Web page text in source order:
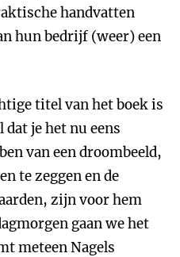
handvatten
hun bedrijf (weer) een
titel van het boek is
dat je het nu eens
van een droombeeld,
te zeggen en de
zijn voor hem
gaan we het
meteen Nagels